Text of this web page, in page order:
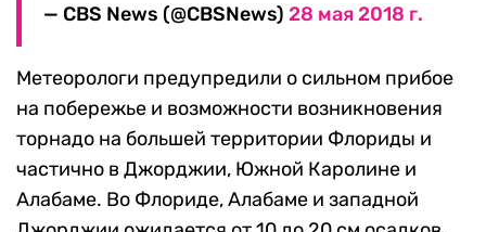
— CBS News (@CBSNews) 28 мая 2018 г.
Метеорологи предупредили о сильном прибое
на побережье и возможности возникновения
торнадо на большей территории Флориды и
частично в Джорджии, Южной Каролине и
Алабаме. Во Флориде, Алабаме и западной